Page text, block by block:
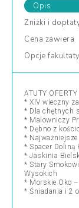
Opis
Zniżki i
Cena zawiera
Opcje
ATUTY OFERTY
* XIV wieczny
* Dla chętnych
* Malowniczy
* Dębno z
*
* Spacer Doliną
* Jaskinia
* Stary
Wysokich
* Morskie Oko
* Śniadania i 2